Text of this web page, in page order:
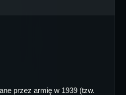
przez armię w 1939 (tzw.